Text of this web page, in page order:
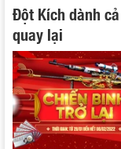
Đột Kích dành
quay lại